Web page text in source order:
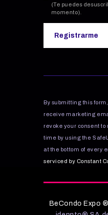
(Te puedes
momento).
t
a
n
t
C
o
t
By submitting this
receive marketing
revoke your consent
time by using the
at the bottom of every
serviced by Constant
BeCondo Expo